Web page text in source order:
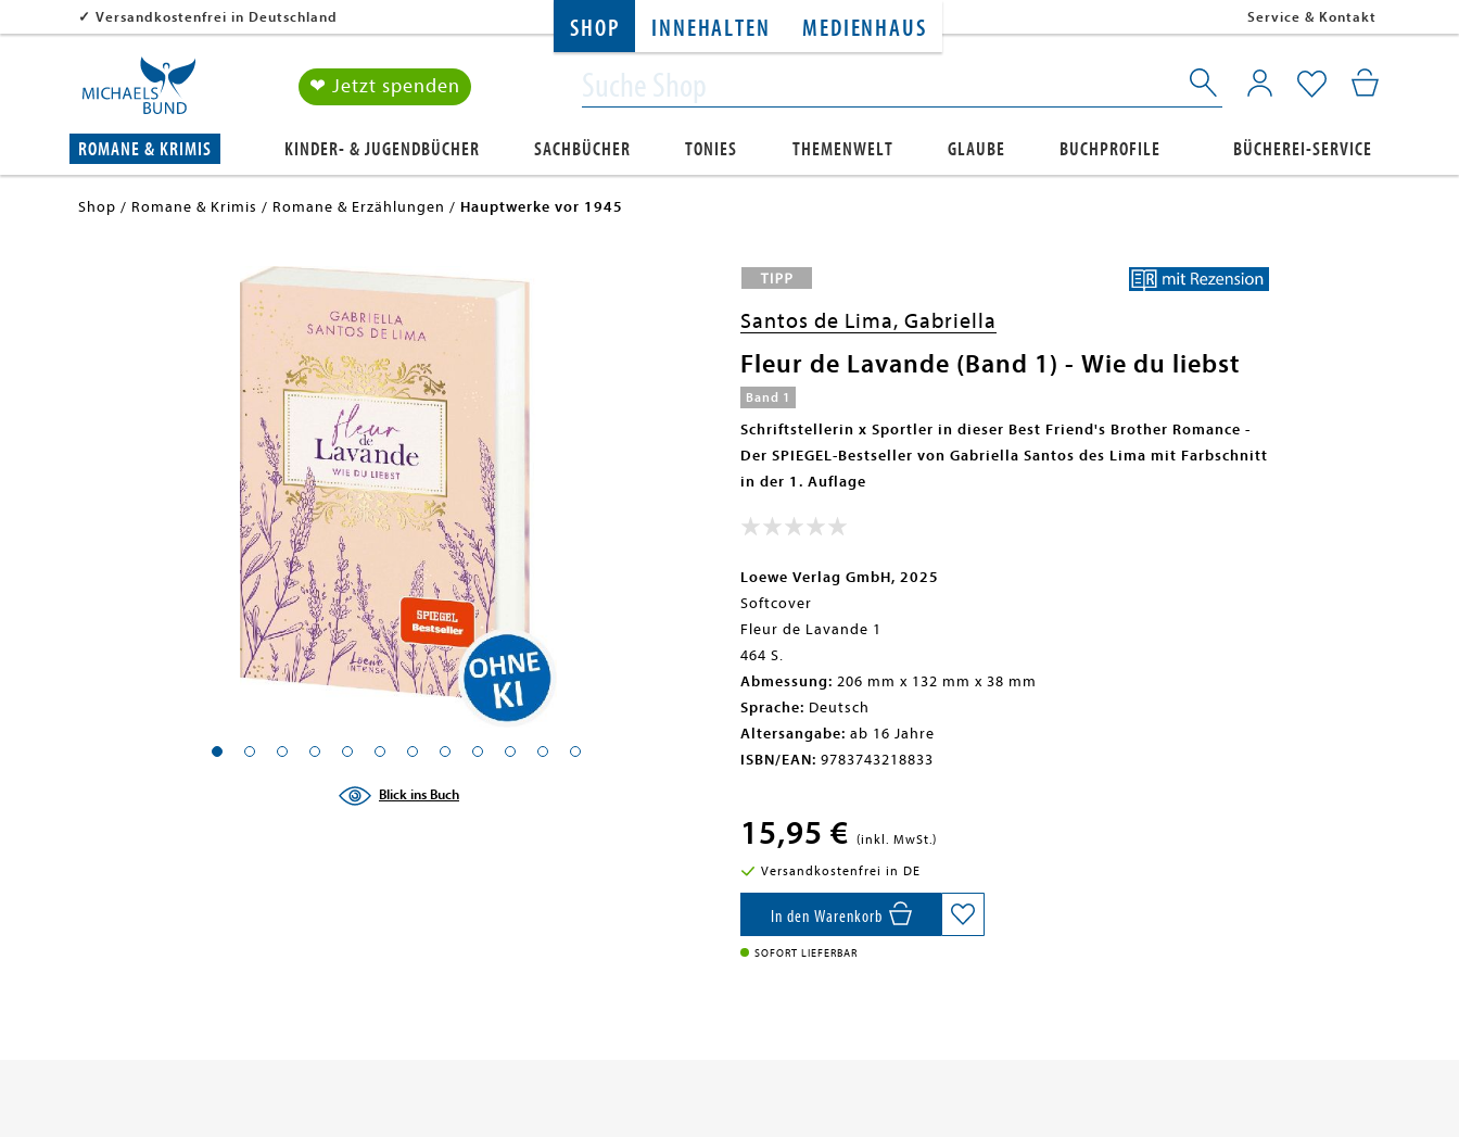
SHOP INNEHALTEN MEDIENHAUS
✓ Versandkostenfrei in Deutschland Service & Kontakt
❤ Jetzt spenden
ROMANE & KRIMIS KINDER- & JUGENDBÜCHER SACHBÜCHER TONIES THEMENWELT GLAUBE BUCHPROFILE BÜCHEREI-SERVICE
Shop Romane & Krimis Romane & Erzählungen Hauptwerke vor 1945
Blick ins Buch
Santos de Lima, Gabriella
Fleur de Lavande (Band 1) - Wie du liebst
Band 1
Schriftstellerin x Sportler in dieser Best Friend's Brother Romance -
Der SPIEGEL-Bestseller von Gabriella Santos des Lima mit Farbschnitt
in der 1. Auflage
Loewe Verlag GmbH, 2025
Softcover
Fleur de Lavande 1
464 S.
Abmessung: 206 mm x 132 mm x 38 mm
Sprache: Deutsch
Altersangabe: ab 16 Jahre
ISBN/EAN: 9783743218833
15,95 € (inkl. MwSt.)
Versandkostenfrei in DE
In den Warenkorb
SOFORT LIEFERBAR